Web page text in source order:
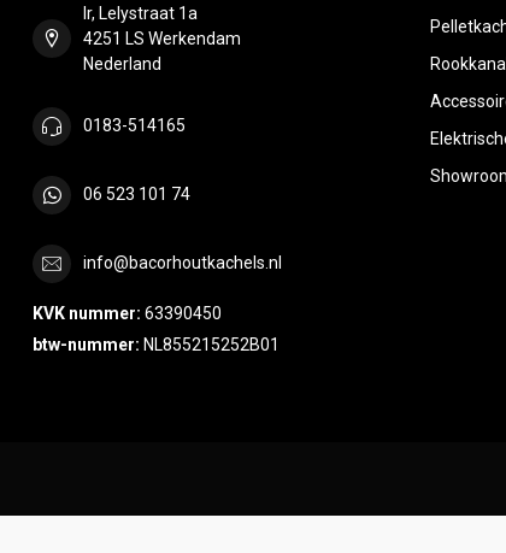
Ir, Lelystraat 1a
4251 LS Werkendam
Nederland
0183-514165
06 523 101 74
info@bacorhoutkachels.nl
KVK nummer: 63390450
btw-nummer: NL855215252B01